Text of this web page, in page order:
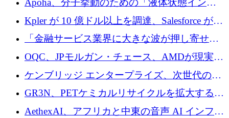
の資本シフトを呼びかけ
Apoha、分子挙動のための「液体状態インテ
リジェンス」を構築するために3,600万ドルを
かけてステルス状態から出現
Kpler が 10 億ドル以上を調達、Salesforce が
Contentful を買収、Built in Europe キャンペー
ンを開始
「金融サービス業界に大きな波が押し寄せて
いる」と「欧州初のAIネイティブ銀行」のボ
スが語る
OQC、JPモルガン・チェース、AMDが現実世
界のフィンテック・アプリケーションを探索
するためにQuantum-AIデータセンターを立ち
上げ
ケンブリッジ エンタープライズ、次世代のデ
ィープテック創設者向けにロンドンの出発点
を構築
GR3N、PETケミカルリサイクルを拡大するた
めにシリーズBで1,550万ユーロを調達
AethexAI、アフリカと中東の音声 AI インフラ